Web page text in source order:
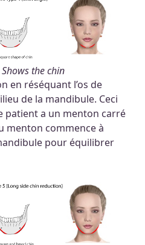
the chin
en réséquant l’os de
de la mandibule. Ceci
patient a un menton carré
menton commence à
pour équilibrer